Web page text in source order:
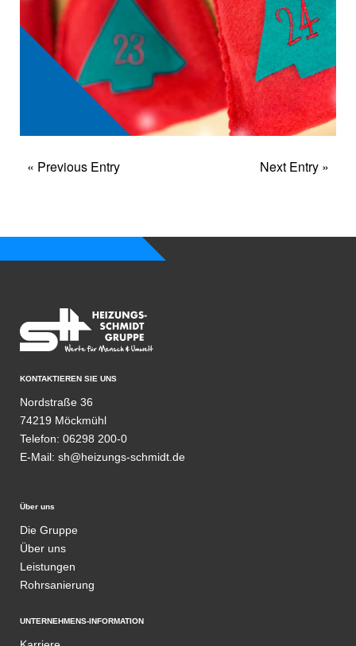
« Previous Entry Next Entry »
KONTAKTIEREN SIE UNS
Nordstraße 36
74219 Möckmühl
Telefon: 06298 200-0
E-Mail: sh@heizungs-schmidt.de
Über uns
Die Gruppe
Über uns
Leistungen
Rohrsanierung
UNTERNEHMENS-INFORMATION